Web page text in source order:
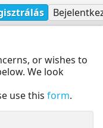
or wishes to
We look
use this form.